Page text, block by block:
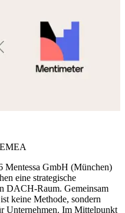
Mentessa GmbH (München)
eine strategische
DACH-Raum. Gemeinsam
keine Methode, sondern
Unternehmen. Im Mittelpunkt